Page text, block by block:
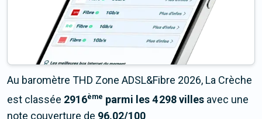
Au baromètre THD Zone ADSL&Fibre 2026, La Crèche
est classée 2916ème parmi les 4 298 villes avec une
note couverture de 96,02/100